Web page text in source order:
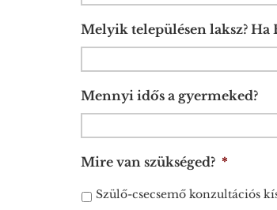
Melyik településen laksz?
Mennyi idős a gyermeked?
Mire van szükséged? *
Szülő-csecsemő konzultációs